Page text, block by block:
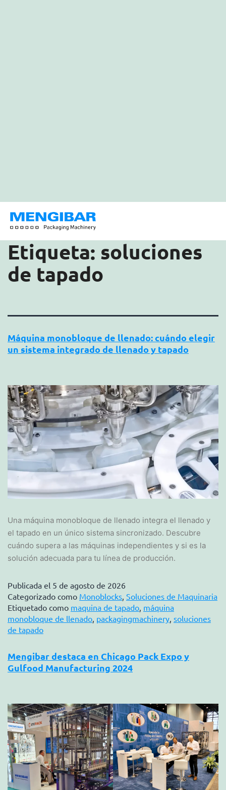
Etiqueta: soluciones
de tapado
Máquina monobloque de llenado: cuándo elegir
un sistema integrado de llenado y tapado
Una máquina monobloque de llenado integra el llenado y
el tapado en un único sistema sincronizado. Descubre
cuándo supera a las máquinas independientes y si es la
solución adecuada para tu línea de producción.
Publicada el 5 de agosto de 2026
Categorizado como Monoblocks, Soluciones de Maquinaria
Etiquetado como maquina de tapado, máquina
monobloque de llenado, packagingmachinery, soluciones
de tapado
Mengibar destaca en Chicago Pack Expo y
Gulfood Manufacturing 2024